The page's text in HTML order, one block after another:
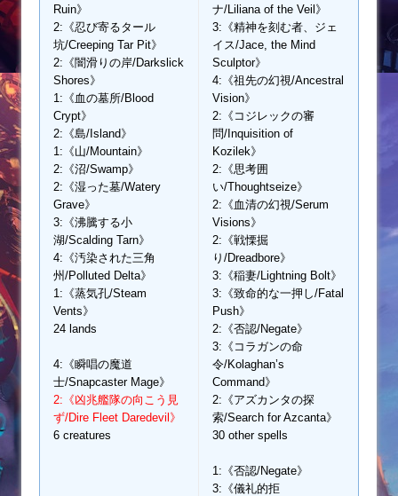
Ruin》
2:《忍び寄るタール
坑/Creeping Tar Pit》
2:《闇滑りの岸/Darkslick
Shores》
1:《血の墓所/Blood
Crypt》
2:《島/Island》
1:《山/Mountain》
2:《沼/Swamp》
2:《湿った墓/Watery
Grave》
3:《沸騰する小
湖/Scalding Tarn》
4:《汚染された三角
州/Polluted Delta》
1:《蒸気孔/Steam
Vents》
24 lands
4:《瞬唱の魔道
士/Snapcaster Mage》
2:《凶兆艦隊の向こう見
ず/Dire Fleet Daredevil》
6 creatures
ナ/Liliana of the Veil》
3:《精神を刻む者、ジェ
イス/Jace, the Mind
Sculptor》
4:《祖先の幻視/Ancestral
Vision》
2:《コジレックの審
問/Inquisition of
Kozilek》
2:《思考囲
い/Thoughtseize》
2:《血清の幻視/Serum
Visions》
2:《戦慄掘
り/Dreadbore》
3:《稲妻/Lightning Bolt》
3:《致命的な一押し/Fatal
Push》
2:《否認/Negate》
3:《コラガンの命
令/Kolaghan’s
Command》
2:《アズカンタの探
索/Search for Azcanta》
30 other spells
1:《否認/Negate》
3:《儀礼的拒